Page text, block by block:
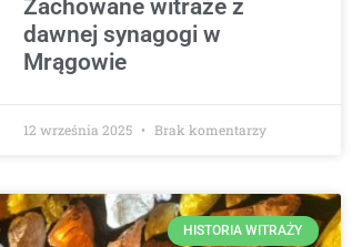
Zachowane witraże z
dawnej synagogi w
Mrągowie
12 września 2025 Brak komentarzy
HISTORIA WITRAŻY